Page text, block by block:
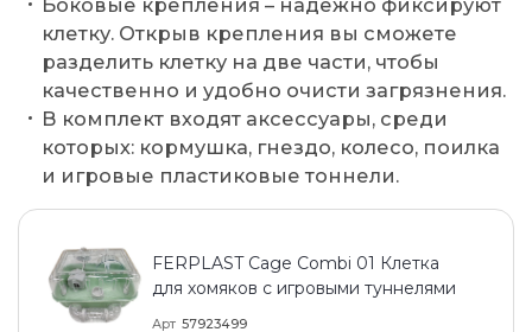
клетку. Открыв крепления вы сможете
разделить клетку на две части, чтобы
качественно и удобно очисти загрязнения.
В комплект входят аксессуары, среди
которых: кормушка, гнездо, колесо, поилка
и игровые пластиковые тоннели.
FERPLAST Cage Combi 01 Клетка
для хомяков с игровыми туннелями
Арт 57923499